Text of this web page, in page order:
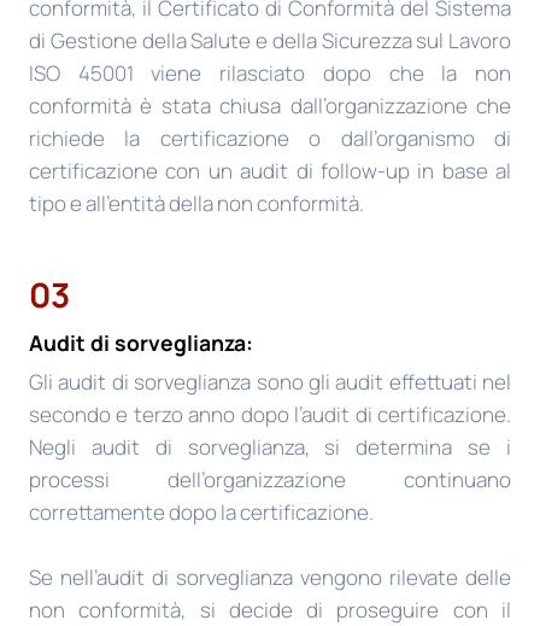
conformità, il Certificato di Conformità del Sistema
di Gestione della Salute e della Sicurezza sul Lavoro
ISO 45001 viene rilasciato dopo che la non
conformità è stata chiusa dall’organizzazione che
richiede la certificazione o dall’organismo di
certificazione con un audit di follow-up in base al
tipo e all’entità della non conformità.
03
Audit di sorveglianza:
Gli audit di sorveglianza sono gli audit effettuati nel
secondo e terzo anno dopo l’audit di certificazione.
Negli audit di sorveglianza, si determina se i
processi dell’organizzazione continuano
correttamente dopo la certificazione.
Se nell’audit di sorveglianza vengono rilevate delle
non conformità, si decide di proseguire con il